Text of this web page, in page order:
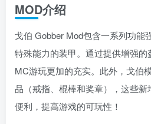
MOD介绍
戈伯 Gobber Mod包含一系列功能
特殊能力的装甲。通过提供增强
MC游玩更加的充实。此外，戈伯
品（戒指、棍棒和奖章），这些
便利，提高游戏的可玩性！